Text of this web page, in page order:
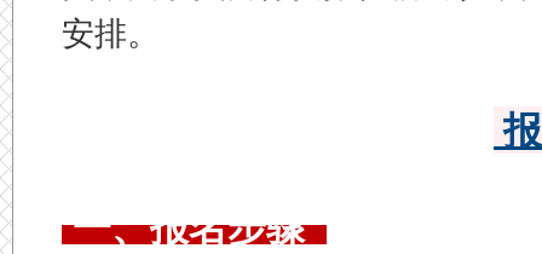
安排。
一、报名步骤